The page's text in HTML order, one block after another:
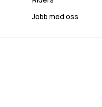
Jobb med oss